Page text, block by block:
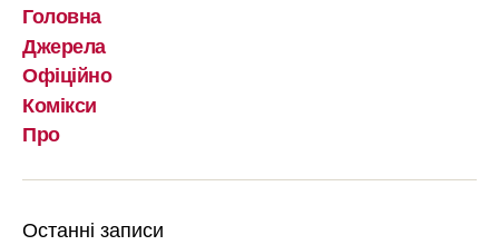
Головна
Джерела
Офіційно
Комікси
Про
Останні записи